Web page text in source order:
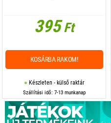
395Ft
Készleten - külső raktár
Szállítási idő: 7-13 munkanap
KOSÁRBA RAKOM!